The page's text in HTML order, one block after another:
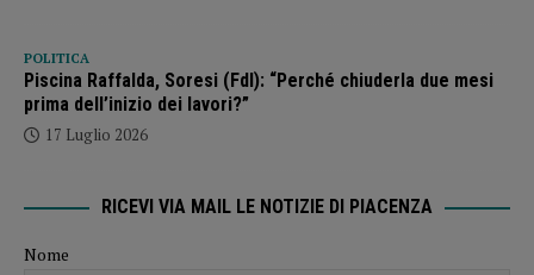
POLITICA
Piscina Raffalda, Soresi (FdI): “Perché chiuderla due mesi
prima dell’inizio dei lavori?”
17 Luglio 2026
RICEVI VIA MAIL LE NOTIZIE DI PIACENZA
Nome